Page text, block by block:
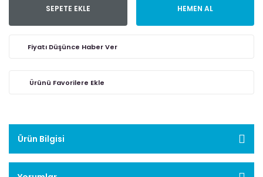
SEPETE EKLE HEMEN AL
Fiyatı Düşünce Haber Ver
Ürün Bilgisi